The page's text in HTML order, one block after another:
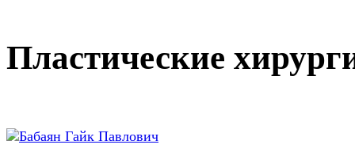
Пластические